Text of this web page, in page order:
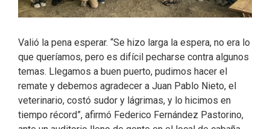
Valió la pena esperar. “Se hizo larga la espera, no era lo
que queríamos, pero es difícil pecharse contra algunos
temas. Llegamos a buen puerto, pudimos hacer el
remate y debemos agradecer a Juan Pablo Nieto, el
veterinario, costó sudor y lágrimas, y lo hicimos en
tiempo récord”, afirmó Federico Fernández Pastorino,